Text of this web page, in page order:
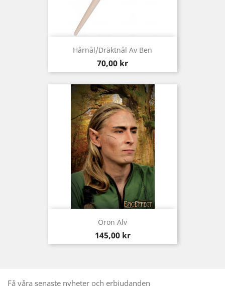
Hårnål/dräktnål Av Ben
Pris
70,00 kr
Öron Alv
Pris
145,00 kr
Få våra senaste nyheter och erbjudanden